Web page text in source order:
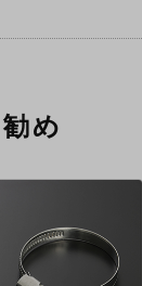
め